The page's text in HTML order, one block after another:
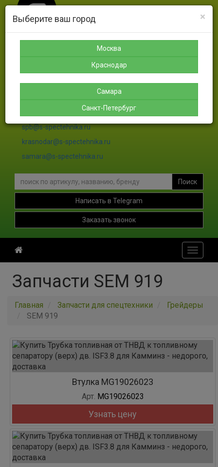
Петербург
Краснодар
8-988-
sales@s-spectehnika.ru
spb@s-spectehnika.ru
krasnodar@s-spectehnika.ru
samara@s-spectehnika.ru
Поиск
Написать в Telegram
Заказать звонок
Toggle
Запчасти SEM 919
Главная Запчасти для спецтехники
Грейдеры
SEM 919
Втулка MG19026023
Арт. MG19026023
Узнать цену
×
Выберите ваш город
Москва
Краснодар
Самара
Санкт-Петербург